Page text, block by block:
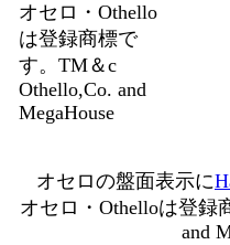
オセロ・Othello
は登録商標で
す。TM＆c
Othello,Co. and
MegaHouse
オセロの盤面表示に
オセロ・Othelloは登録
and